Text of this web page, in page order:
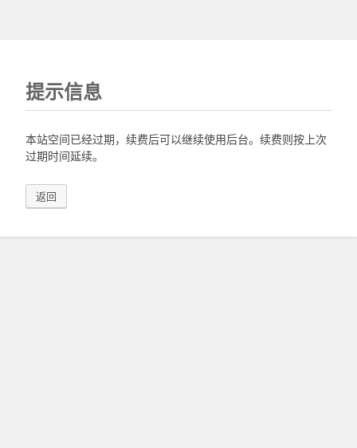
提示信息
本站空间已经过期，续费后可以继续使用后台。续费则按上次
过期时间延续。
返回